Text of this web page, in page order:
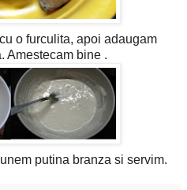
o furculita, apoi adaugam
Amestecam bine .
putina branza si servim.